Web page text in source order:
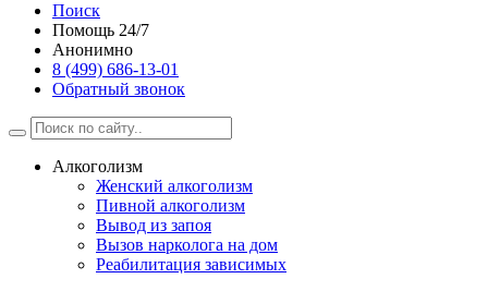
Поиск
Помощь 24/7
Анонимно
8 (499) 686-13-01
Обратный звонок
Алкоголизм
Женский алкоголизм
Пивной алкоголизм
Вывод из запоя
Вызов нарколога на дом
Реабилитация зависимых